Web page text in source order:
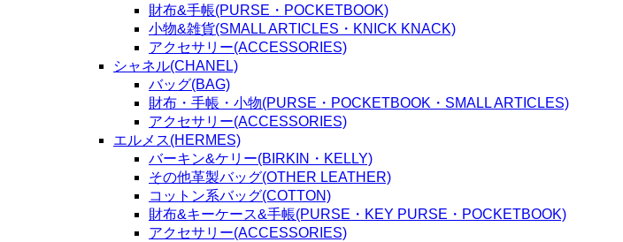
財布&手帳(PURSE・POCKETBOOK)
小物&雑貨(SMALL ARTICLES・KNICK KNACK)
アクセサリー(ACCESSORIES)
シャネル(CHANEL)
バッグ(BAG)
財布・手帳・小物(PURSE・POCKETBOOK・SMALL ARTICLES)
アクセサリー(ACCESSORIES)
エルメス(HERMES)
バーキン&ケリー(BIRKIN・KELLY)
その他革製バッグ(OTHER LEATHER)
コットン系バッグ(COTTON)
財布&キーケース&手帳(PURSE・KEY PURSE・POCKETBOOK)
アクセサリー(ACCESSORIES)